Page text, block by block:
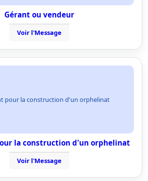
Gérant ou vendeur
Voir l'Message
pour la construction d'un orphelinat
la construction d'un orphelinat
Voir l'Message